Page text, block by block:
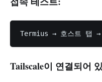
Tailscale이 연결되어